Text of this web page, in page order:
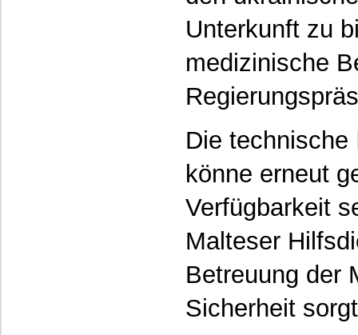
Unterkunft zu
medizinische
Die
könne erneut
Verfügbarkeit
Malteser
Betreuung der
Sicherheit